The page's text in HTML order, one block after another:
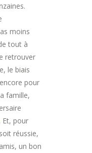
moins
tout à
retrouver
le biais
pour
famille,
. Et, pour
réussie,
un bon